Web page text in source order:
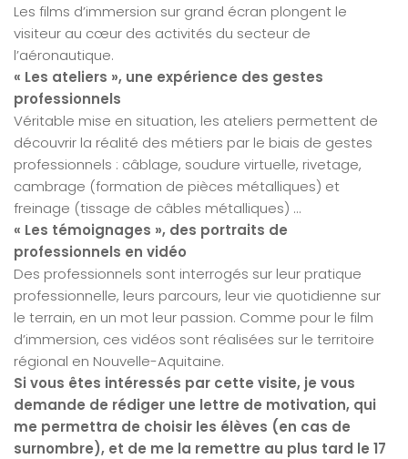
Les films d’immersion sur grand écran plongent le
visiteur au cœur des activités du secteur de
l’aéronautique.
« Les ateliers », une expérience des gestes
professionnels
Véritable mise en situation, les ateliers permettent de
découvrir la réalité des métiers par le biais de gestes
professionnels : câblage, soudure virtuelle, rivetage,
cambrage (formation de pièces métalliques) et
freinage (tissage de câbles métalliques) …
« Les témoignages », des portraits de
professionnels en vidéo
Des professionnels sont interrogés sur leur pratique
professionnelle, leurs parcours, leur vie quotidienne sur
le terrain, en un mot leur passion. Comme pour le film
d’immersion, ces vidéos sont réalisées sur le territoire
régional en Nouvelle-Aquitaine.
Si vous êtes intéressés par cette visite, je vous
demande de rédiger une lettre de motivation, qui
me permettra de choisir les élèves (en cas de
surnombre), et de me la remettre au plus tard le 17